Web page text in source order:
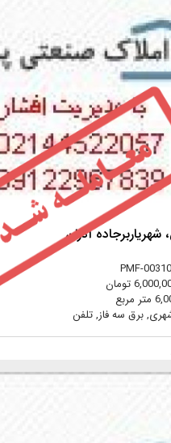
آدران
PMF-00310
تومان
مربع
برق سه فاز, تلفن